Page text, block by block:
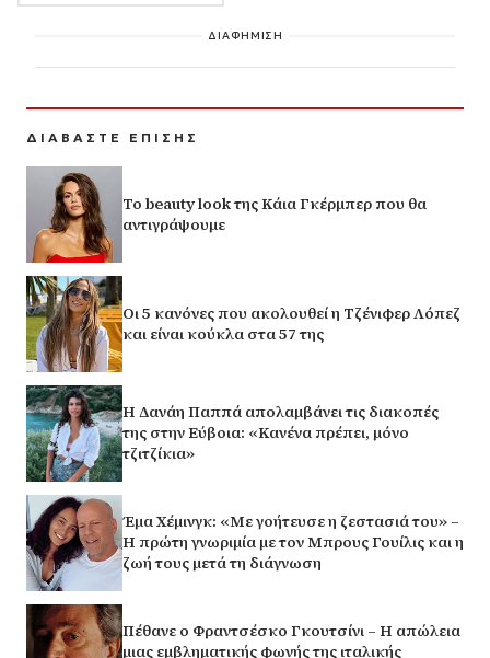
ΔΙΑΦΗΜΙΣΗ
ΔΙΑΒΑΣΤΕ ΕΠΙΣΗΣ
Το beauty look της Κάια Γκέρμπερ που θα
αντιγράψουμε
Οι 5 κανόνες που ακολουθεί η Τζένιφερ Λόπεζ
και είναι κούκλα στα 57 της
Η Δανάη Παππά απολαμβάνει τις διακοπές
της στην Εύβοια: «Κανένα πρέπει, μόνο
τζιτζίκια»
Έμα Χέμινγκ: «Με γοήτευσε η ζεστασιά του» –
Η πρώτη γνωριμία με τον Μπρους Γουίλις και η
ζωή τους μετά τη διάγνωση
Πέθανε ο Φραντσέσκο Γκουτσίνι – Η απώλεια
μιας εμβληματικής φωνής της ιταλικής